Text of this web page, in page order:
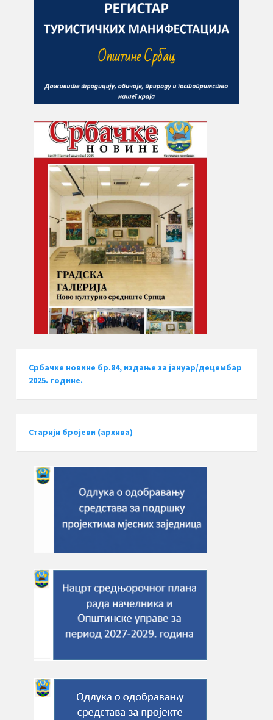
Србачке новине бр.84, издање за јануар/децембар
2025. године.
Старији бројеви (архива)